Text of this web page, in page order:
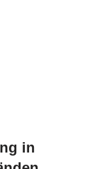
in